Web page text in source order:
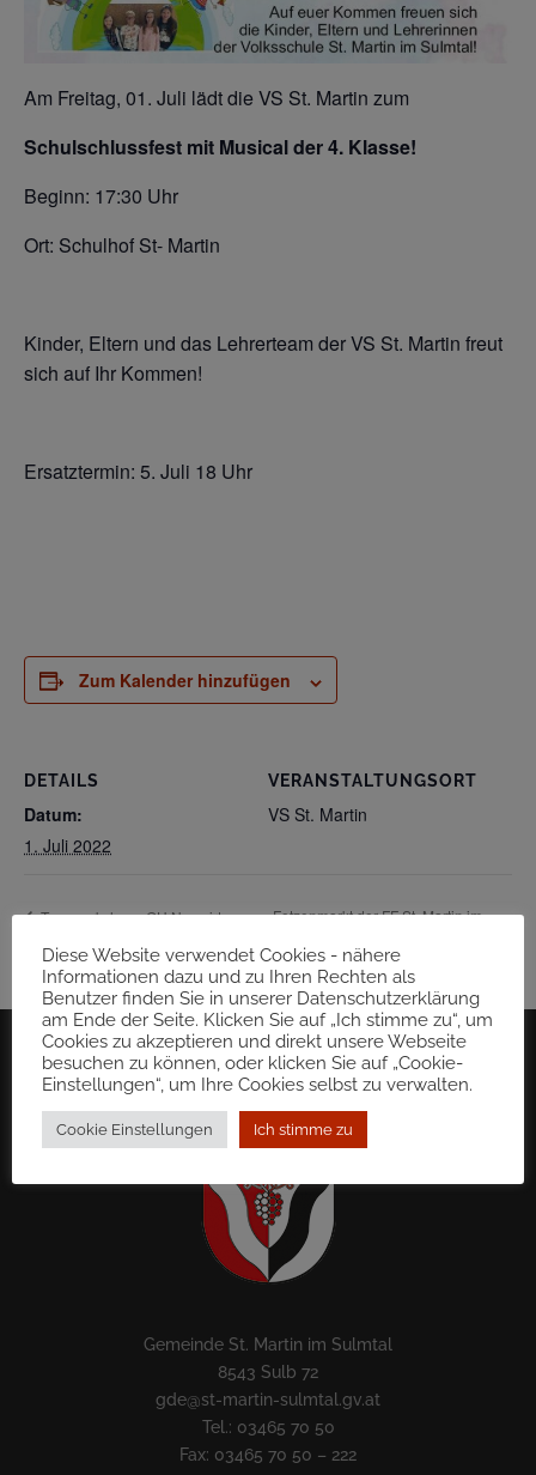
Am Freitag, 01. Juli lädt die VS St. Martin zum
Schulschlussfest mit Musical der 4. Klasse!
Beginn: 17:30 Uhr
Ort: Schulhof St- Martin
Kinder, Eltern und das Lehrerteam der VS St. Martin freut
sich auf Ihr Kommen!
Ersatztermin: 5. Juli 18 Uhr
Zum Kalender hinzufügen
DETAILS
Datum:
1. Juli 2022
VERANSTALTUNGSORT
VS St. Martin
Tanzworkshops GH Neuwirt-
Ferrari 01. Juli Eintritt frei
Fetzenmarkt der FF St. Martin im
Sulmtal-Sonntag 03. Juli
Gemeinde St. Martin im Sulmtal
8543 Sulb 72
gde@st-martin-sulmtal.gv.at
Tel.: 03465 70 50
Fax: 03465 70 50 – 222
Diese Website verwendet Cookies - nähere
Informationen dazu und zu Ihren Rechten als
Benutzer finden Sie in unserer Datenschutzerklärung
am Ende der Seite. Klicken Sie auf „Ich stimme zu“, um
Cookies zu akzeptieren und direkt unsere Webseite
besuchen zu können, oder klicken Sie auf „Cookie-
Einstellungen“, um Ihre Cookies selbst zu verwalten.
Cookie Einstellungen Ich stimme zu